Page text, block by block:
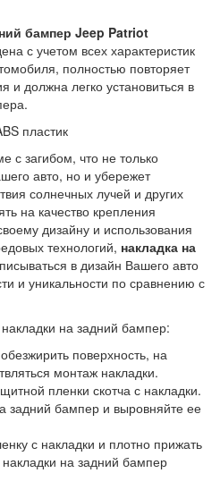
бампер Jeep Patriot
с учетом всех характеристик
полностью повторяет
и должна легко установиться в
пластик
с загибом, что не только
авто, но и убережет
солнечных лучей и других
на качество крепления
дизайну и использования
технологий, накладка на
в дизайн Вашего авто
и уникальности по сравнению с
на задний бампер:
поверхность, на
монтаж накладки.
пленки скотча с накладки.
задний бампер и выровняйте ее
с накладки и плотно прижать
на задний бампер